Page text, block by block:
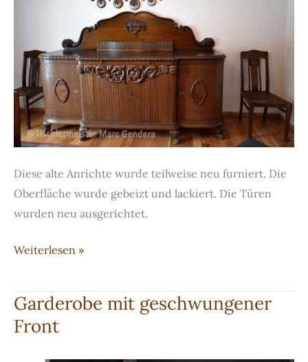
Diese alte Anrichte wurde teilweise neu furniert. Die
Oberfläche wurde gebeizt und lackiert. Die Türen
wurden neu ausgerichtet.
Restaurierte
Weiterlesen »
Garderobe mit geschwungener
Front